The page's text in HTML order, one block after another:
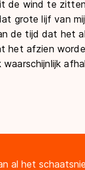
de wind te
grote lijf van
de tijd dat het
het afzien
al het